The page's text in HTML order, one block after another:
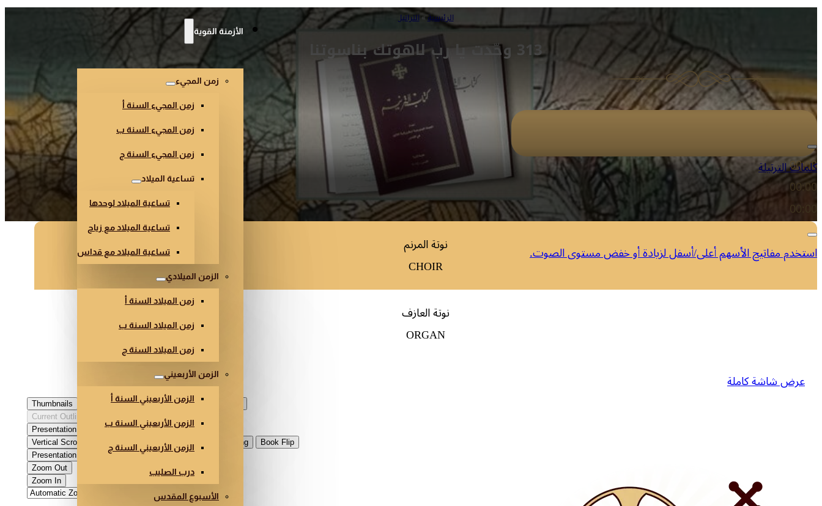
الأزمنة القوية
زمن المجيء
زمن المجيء السنة أ
زمن المجيء السنة ب
زمن المجيء السنة ج
تساعية الميلاد
تساعية الميلاد لوحدها
تساعية الميلاد مع زياح
تساعية الميلاد مع قداس
الزمن الميلادي
زمن الميلاد السنة أ
زمن الميلاد السنة ب
زمن الميلاد السنة ج
الزمن الأربعيني
الزمن الأربعيني السنة أ
الزمن الأربعيني السنة ب
الزمن الأربعيني السنة ج
درب الصليب
الأسبوع المقدس
الرئيسية» التراتيل
313 وحّدت يا رب لاهوتك بناسوتنا
مشغل الصوت
00:00
00:00
00:00
استخدم مفاتيح الأسهم أعلى/أسفل لزيادة أو خفض مستوى الصوت.
كلمات الترتيلة
نوتة المرنم
CHOIR
نوتة العازف
ORGAN
عرض شاشة كاملة